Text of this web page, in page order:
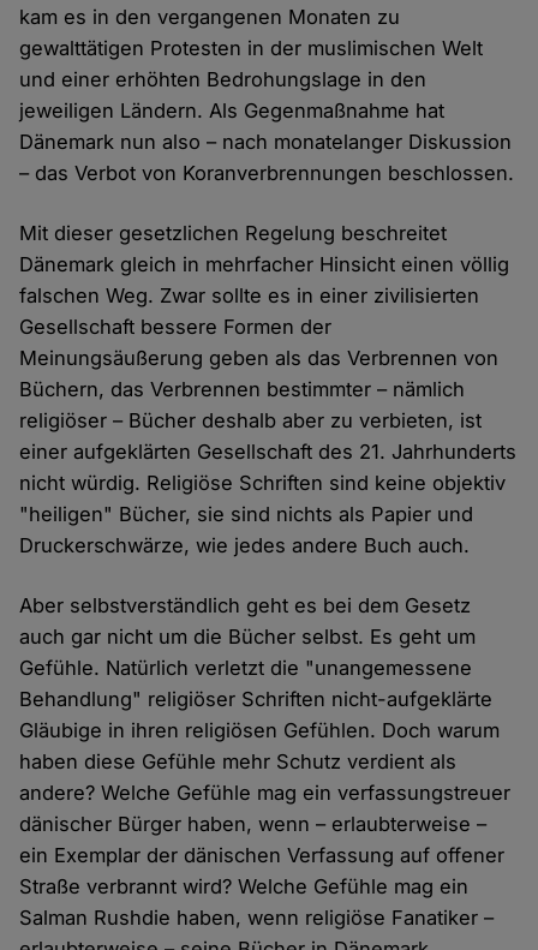
kam es in den vergangenen Monaten zu
gewalttätigen Protesten in der muslimischen Welt
und einer erhöhten Bedrohungslage in den
jeweiligen Ländern. Als Gegenmaßnahme hat
Dänemark nun also – nach monatelanger Diskussion
– das Verbot von Koranverbrennungen beschlossen.
Mit dieser gesetzlichen Regelung beschreitet
Dänemark gleich in mehrfacher Hinsicht einen völlig
falschen Weg. Zwar sollte es in einer zivilisierten
Gesellschaft bessere Formen der
Meinungsäußerung geben als das Verbrennen von
Büchern, das Verbrennen bestimmter – nämlich
religiöser – Bücher deshalb aber zu verbieten, ist
einer aufgeklärten Gesellschaft des 21. Jahrhunderts
nicht würdig. Religiöse Schriften sind keine objektiv
"heiligen" Bücher, sie sind nichts als Papier und
Druckerschwärze, wie jedes andere Buch auch.
Aber selbstverständlich geht es bei dem Gesetz
auch gar nicht um die Bücher selbst. Es geht um
Gefühle. Natürlich verletzt die "unangemessene
Behandlung" religiöser Schriften nicht-aufgeklärte
Gläubige in ihren religiösen Gefühlen. Doch warum
haben diese Gefühle mehr Schutz verdient als
andere? Welche Gefühle mag ein verfassungstreuer
dänischer Bürger haben, wenn – erlaubterweise –
ein Exemplar der dänischen Verfassung auf offener
Straße verbrannt wird? Welche Gefühle mag ein
Salman Rushdie haben, wenn religiöse Fanatiker –